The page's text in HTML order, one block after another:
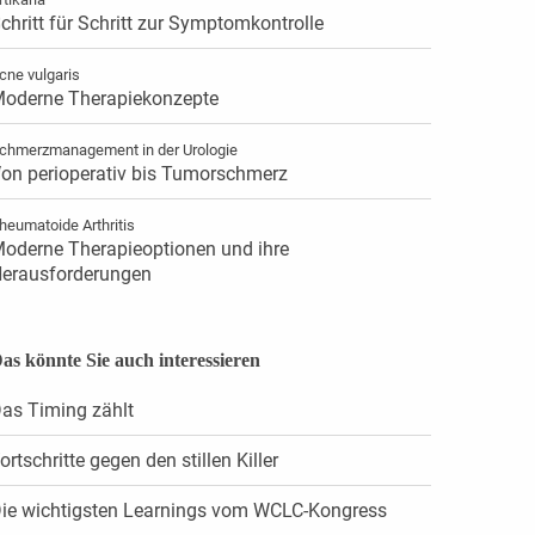
für Schritt zur Symptomkontrolle
vulgaris
Therapiekonzepte
in der Urologie
perioperativ bis Tumorschmerz
Arthritis
Therapieoptionen und ihre
könnte Sie auch interessieren
Timing zählt
gegen den stillen Killer
wichtigsten Learnings vom WCLC-Kongress